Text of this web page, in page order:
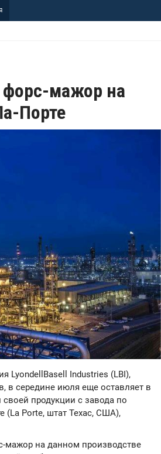
форс-мажор на
Порте
LyondellBasell Industries (LBI),
в середине июля еще оставляет в
продукции с завода по
(La Porte, штат Техас, США),
на данном производстве